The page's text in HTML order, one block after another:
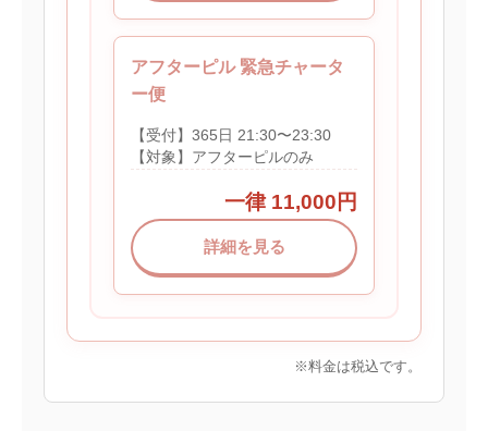
アフターピル 緊急チャータ
ー便
【受付】365日 21:30〜23:30
【対象】アフターピルのみ
一律 11,000円
詳細を見る
※料金は税込です。